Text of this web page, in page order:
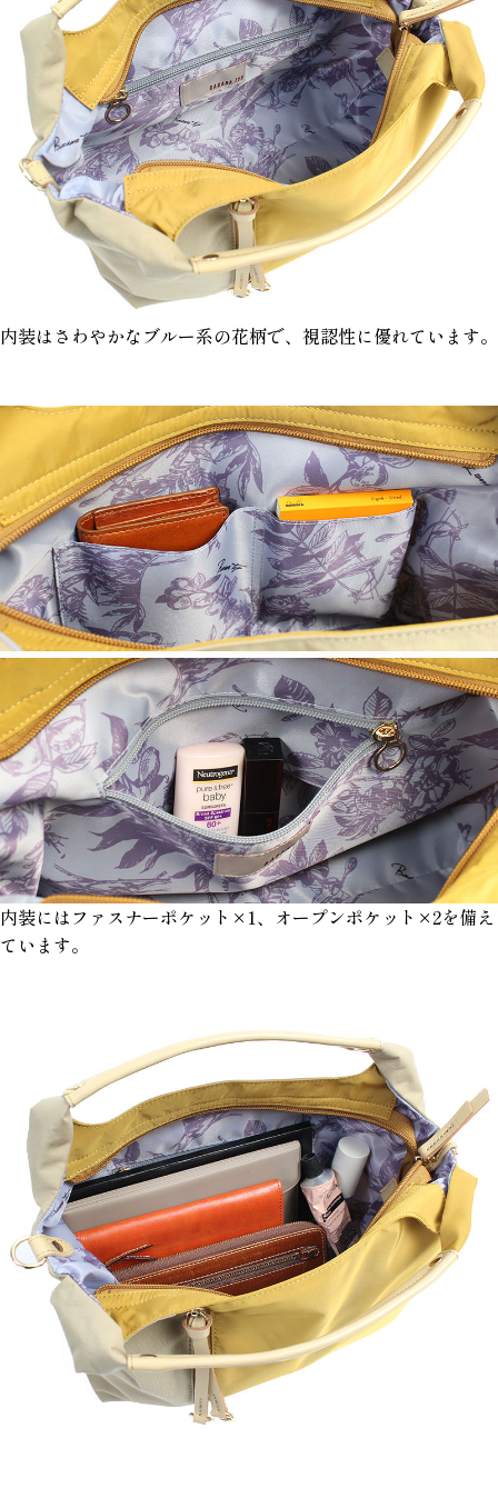
内装はさわやかなブルー系の花柄で、視認性に優れています。
内装にはファスナーポケット×1、オープンポケット×2を備え
ています。